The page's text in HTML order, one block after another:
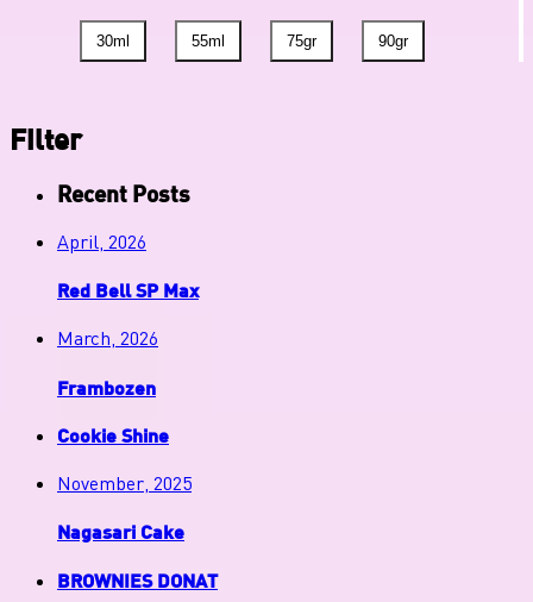
30ml 55ml 75gr 90gr
Filter
Recent Posts
April, 2026
Red Bell SP Max
March, 2026
Frambozen
Cookie Shine
November, 2025
Nagasari Cake
BROWNIES DONAT